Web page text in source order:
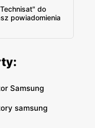
do
powiadomienia
Samsung
samsung